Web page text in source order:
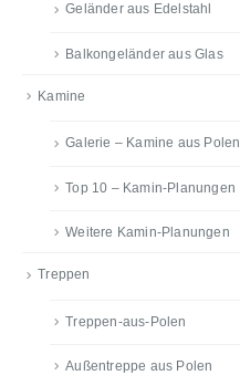
Geländer aus Edelstahl
Balkongeländer aus Glas
Kamine
Galerie – Kamine aus Polen
Top 10 – Kamin-Planungen
Weitere Kamin-Planungen
Treppen
Treppen-aus-Polen
Außentreppe aus Polen